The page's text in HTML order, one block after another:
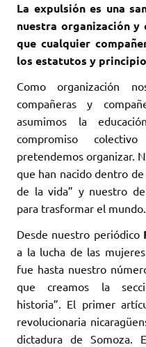
La expulsión es una
nuestra organización y
que cualquier
los estatutos y
Como organización
compañeras y
asumimos la
compromiso
pretendemos organizar.
que han nacido dentro
de la vida” y nuestro
para trasformar el mundo.
Desde nuestro periódico
a la lucha de las
fue hasta nuestro
que creamos la
historia”. El primer
revolucionaria
dictadura de Somoza.